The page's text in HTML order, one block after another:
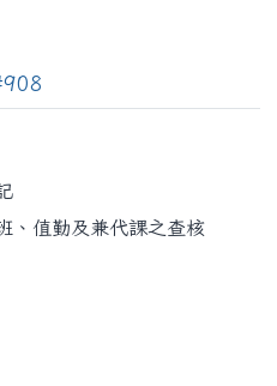
、值勤及兼代課之查核